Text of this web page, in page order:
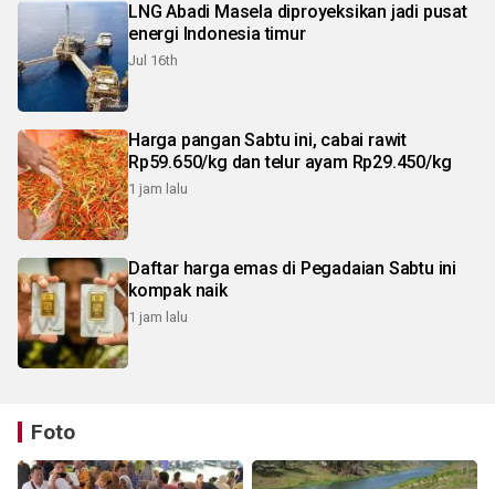
LNG Abadi Masela diproyeksikan jadi pusat
energi Indonesia timur
Jul 16th
Harga pangan Sabtu ini, cabai rawit
Rp59.650/kg dan telur ayam Rp29.450/kg
1 jam lalu
Daftar harga emas di Pegadaian Sabtu ini
kompak naik
1 jam lalu
Foto